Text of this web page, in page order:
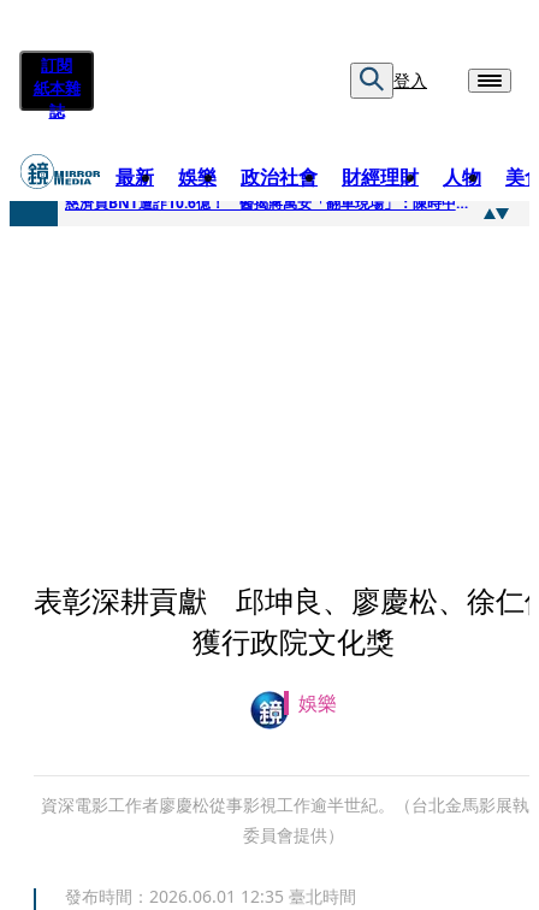
訂閱
紙本雜
誌
登入
最新 娛樂 政治社會 財經理財 人物 美
快訊
慈濟買BNT遭詐10.6億！ 醫揭蔣萬安「翻車現場」：陳時中當年是阻止被騙
表彰深耕貢獻 邱坤良、廖慶松、徐仁
獲行政院文化獎
娛樂
資深電影工作者廖慶松從事影視工作逾半世紀。（台北金馬影展執
委員會提供）
發布時間： 2026.06.01 12:35 臺北時間